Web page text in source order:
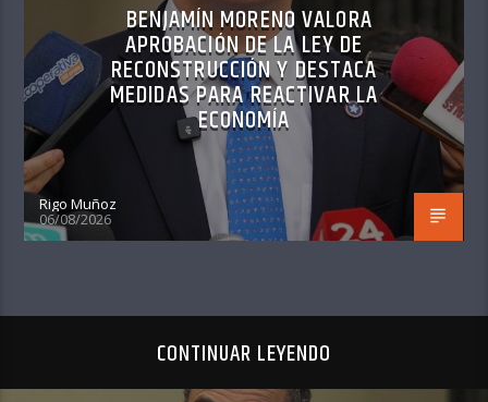
BENJAMÍN MORENO VALORA
APROBACIÓN DE LA LEY DE
RECONSTRUCCIÓN Y DESTACA
MEDIDAS PARA REACTIVAR LA
ECONOMÍA
Rigo Muñoz
06/08/2026
CONTINUAR LEYENDO